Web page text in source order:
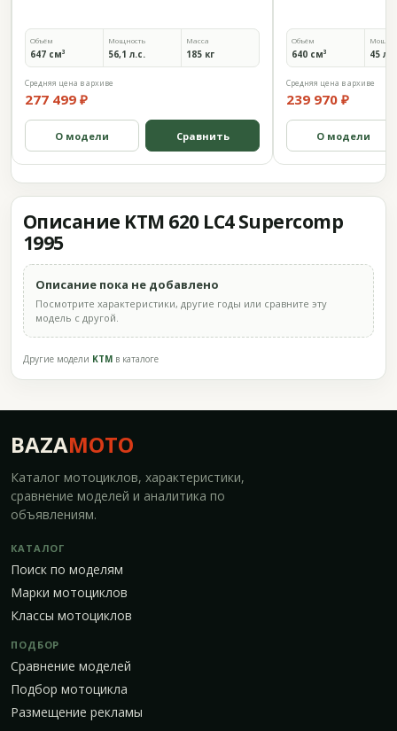
Объём
647 см³
Мощность
56,1 л.с.
Масса
185 кг
Средняя цена в архиве
277 499 ₽
О модели Сравнить
Объём
640 см³ 45
Средняя цена в архиве
239 970 ₽
О модели
Описание KTM 620 LC4 Supercomp
1995
Описание пока не добавлено
Посмотрите характеристики, другие годы или сравните эту
модель с другой.
Другие модели KTM в каталоге
BAZAMOTO
Каталог мотоциклов, характеристики,
сравнение моделей и аналитика по
объявлениям.
КАТАЛОГ
Поиск по моделям
Марки мотоциклов
Классы мотоциклов
ПОДБОР
Сравнение моделей
Подбор мотоцикла
Размещение рекламы